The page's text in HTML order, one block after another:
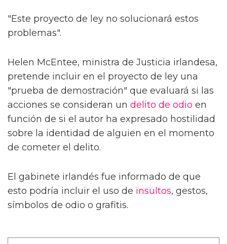
"Este proyecto de ley no solucionará estos
problemas".
Helen McEntee, ministra de Justicia irlandesa,
pretende incluir en el proyecto de ley una
"prueba de demostración" que evaluará si las
acciones se consideran un delito de odio en
función de si el autor ha expresado hostilidad
sobre la identidad de alguien en el momento
de cometer el delito.
El gabinete irlandés fue informado de que
esto podría incluir el uso de insultos, gestos,
símbolos de odio o grafitis.